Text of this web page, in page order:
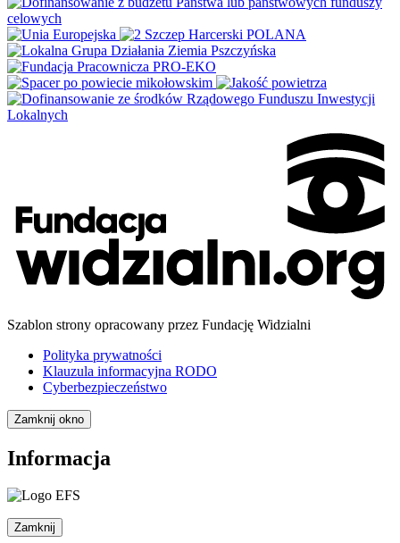
Szablon strony opracowany przez Fundację Widzialni
Polityka prywatności
Klauzula informacyjna RODO
Cyberbezpieczeństwo
Zamknij okno
Informacja
Zamknij